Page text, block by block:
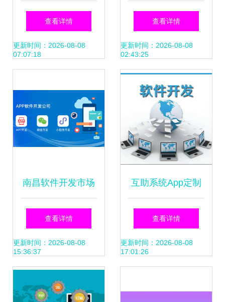
南 核心概念与主流
开发方式详解
查看详情
更新时间：2026-08-08
07:07:18
业方向与广阔前景
展望
查看详情
更新时间：2026-08-08
02:43:25
南昌软件开发市场
探析 APP开发与网
络开发公司的机遇
查看详情
更新时间：2026-08-08
15:36:37
互助系统App定制
开发 现成方案加速
搭建，高效赋能社
查看详情
更新时间：2026-08-08
17:01:26